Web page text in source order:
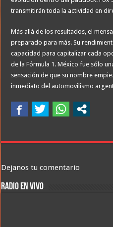
transmitirán toda la actividad en
Más allá de los resultados, el
preparado para más. Su
capacidad para capitalizar cada
de la Fórmula 1. México fue sólo
sensación de que su nombre
inmediato del automovilismo
Dejanos tu comentario
RADIO EN VIVO